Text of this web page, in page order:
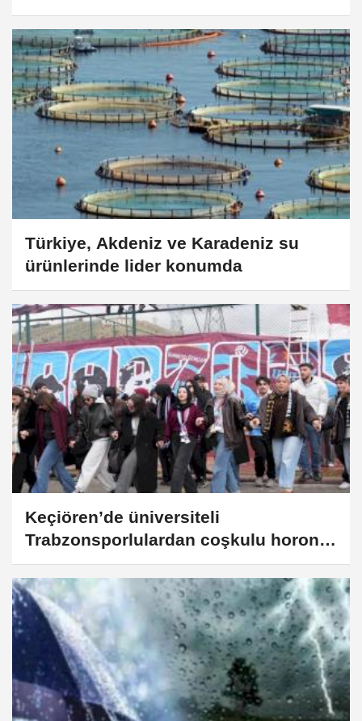
taşınımı
Türkiye, Akdeniz ve Karadeniz su
ürünlerinde lider konumda
Keçiören’de üniversiteli
Trabzonsporlulardan coşkulu horon
festivali